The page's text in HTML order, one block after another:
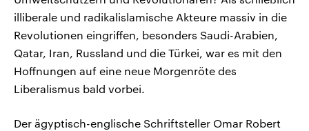
illiberale und radikalislamische Akteure massiv in die
Revolutionen eingriffen, besonders Saudi-Arabien,
Qatar, Iran, Russland und die Türkei, war es mit den
Hoffnungen auf eine neue Morgenröte des
Liberalismus bald vorbei.
Der ägyptisch-englische Schriftsteller Omar Robert